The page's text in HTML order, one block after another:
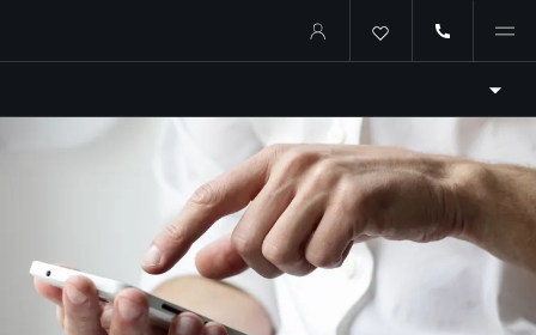
Купить квартиру в ипотеку